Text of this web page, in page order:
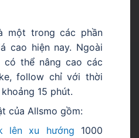
một trong các phần
cao hiện nay. Ngoài
thể nâng cao các
follow chỉ với thời
15 phút.
của Allsmo gồm:
lên xu hướng 1000